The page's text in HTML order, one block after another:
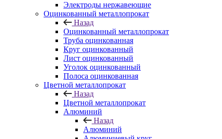
Электроды нержавеющие
Оцинкованный металлопрокат
Назад
Оцинкованный металлопрокат
Труба оцинкованная
Круг оцинкованный
Лист оцинкованный
Уголок оцинкованный
Полоса оцинкованная
Цветной металлопрокат
Назад
Цветной металлопрокат
Алюминий
Назад
Алюминий